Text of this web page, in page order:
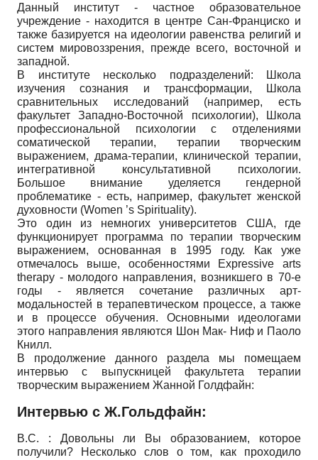
Данный институт - частное образовательное
учреждение - находится в центре Сан-Франциско и
также базируется на идеологии равенства религий и
систем мировоззрения, прежде всего, восточной и
западной.
В институте несколько подразделений: Школа
изучения сознания и трансформации, Школа
сравнительных исследований (например, есть
факультет Западно-Восточной психологии), Школа
профессиональной психологии с отделениями
соматической терапии, терапии творческим
выражением, драма-терапии, клинической терапии,
интегративной консультативной психологии.
Большое внимание уделяется гендерной
проблематике - есть, например, факультет женской
духовности (Women ’s Spirituality).
Это один из немногих университетов США, где
функционирует программа по терапии творческим
выражением, основанная в 1995 году. Как уже
отмечалось выше, особенностями Expressive arts
therapy - молодого направления, возникшего в 70-е
годы - является сочетание различных арт-
модальностей в терапевтическом процессе, а также
и в процессе обучения. Основными идеологами
этого направления являются Шон Мак- Ниф и Паоло
Книлл.
В продолжение данного раздела мы помещаем
интервью с выпускницей факультета терапии
творческим выражением Жанной Голдфайн:
Интервью с Ж.Гольдфайн:
В.С. : Довольны ли Вы образованием, которое
получили? Несколько слов о том, как проходило